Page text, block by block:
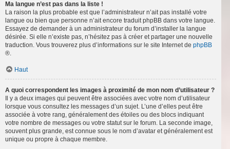
Ma langue n’est pas dans la liste !
La raison la plus probable est que l’administrateur n’ait pas installé votre
langue ou bien que personne n’ait encore traduit phpBB dans votre langue.
Essayez de demander à un administrateur du forum d’installer la langue
désirée. Si elle n’existe pas, n’hésitez pas à créer et partager une nouvelle
traduction. Vous trouverez plus d’informations sur le site Internet de phpBB
®.
Haut
A quoi correspondent les images à proximité de mon nom d’utilisateur ?
Il y a deux images qui peuvent être associées avec votre nom d’utilisateur
lorsque vous consultez les messages d’un sujet. L’une d’elles peut être
associée à votre rang, généralement des étoiles ou des blocs indiquant
votre nombre de messages ou votre statut sur le forum. La seconde image,
souvent plus grande, est connue sous le nom d’avatar et généralement est
unique ou propre à chaque membre.